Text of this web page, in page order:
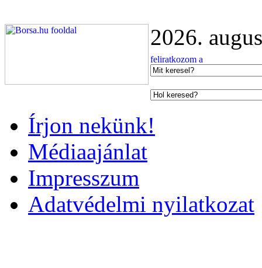
2026.
Írjon nekünk!
Médiaajánlat
Impresszum
Adatvédelmi nyilatkozat